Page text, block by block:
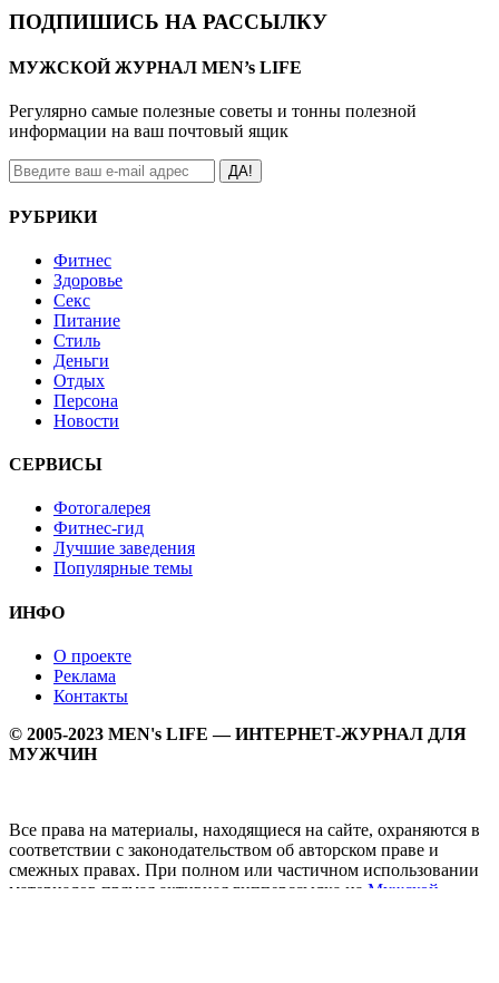
ПОДПИШИСЬ НА РАССЫЛКУ
МУЖСКОЙ ЖУРНАЛ MEN’s LIFE
Регулярно самые полезные советы и тонны полезной
информации на ваш почтовый ящик
ДА!
РУБРИКИ
Фитнес
Здоровье
Секс
Питание
Стиль
Деньги
Отдых
Персона
Новости
СЕРВИСЫ
Фотогалерея
Фитнес-гид
Лучшие заведения
Популярные темы
ИНФО
О проекте
Реклама
Контакты
© 2005-2023 MEN's LIFE — ИНТЕРНЕТ-ЖУРНАЛ ДЛЯ
МУЖЧИН
Все права на материалы, находящиеся на сайте, охраняются в
соответствии с законодательством об авторском праве и
смежных правах. При полном или частичном использовании
материалов прямая активная гипперссылка на Мужской